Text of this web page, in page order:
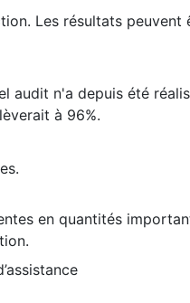
Les résultats peuvent
audit n'a depuis été
à 96%.
en quantités